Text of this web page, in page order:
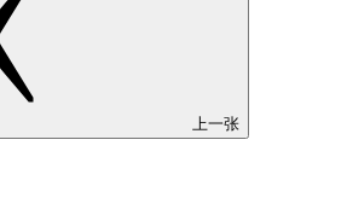
上一张